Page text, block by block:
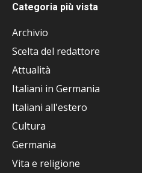
Categoria più vista
Archivio
Scelta del redattore
Attualità
Italiani in Germania
Italiani all'estero
Cultura
Germania
Vita e religione